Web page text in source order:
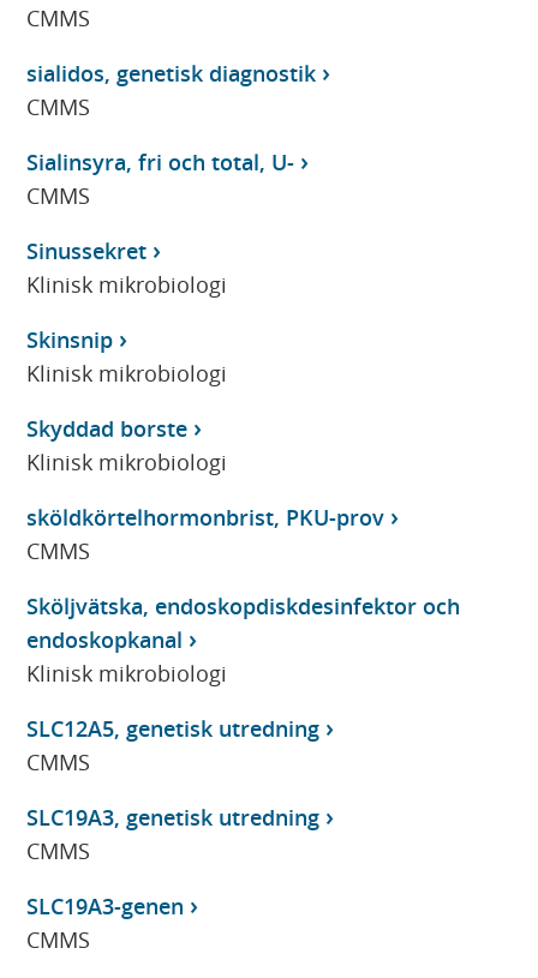
CMMS
sialidos, genetisk diagnostik
CMMS
Sialinsyra, fri och total, U-
CMMS
Sinussekret
Klinisk mikrobiologi
Skinsnip
Klinisk mikrobiologi
Skyddad borste
Klinisk mikrobiologi
sköldkörtelhormonbrist, PKU-prov
CMMS
Sköljvätska, endoskopdiskdesinfektor och
endoskopkanal
Klinisk mikrobiologi
SLC12A5, genetisk utredning
CMMS
SLC19A3, genetisk utredning
CMMS
SLC19A3-genen
CMMS